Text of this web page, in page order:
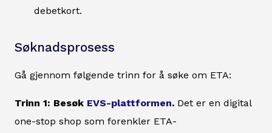
debetkort.
Søknadsprosess
Gå gjennom følgende trinn for å søke om ETA:
Trinn 1: Besøk EVS-plattformen. Det er en digital
one-stop shop som forenkler ETA-